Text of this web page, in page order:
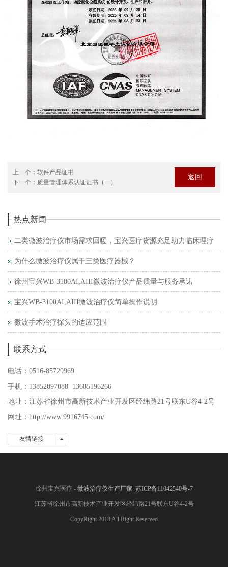
上一个： 软件产品证书
下一个： 质量管理体系认证证书（一）
返回
热点新闻
二类微波治疗仪市场需求回暖，宝兴医疗货源充足助力临床理疗
为什么微波治疗仪属于三类医疗器械？
徐州宝兴WB-3100AI,AIII微波治疗仪产品质量与服务承诺
宝兴WB-3100AI,AIII微波治疗仪简单操作说明
微波手术治疗探头的适应范围
联系方式
电话：0516-85729969
手机：13852097088 13685196266
地址：江苏省徐州市高新技术产业开发区经纬路21号联东U谷4-2号
网址：http://www.9916745.com/
友情链接
徐州宝兴医疗 - 微波治疗仪生产厂家 苏ICP备11042540号-7
江苏省徐州市高新技术产业开发区经纬路21号联东U谷4-2号
CopyRight 2018 All Right Reserved